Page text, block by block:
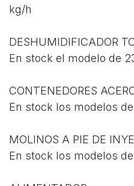
kg/h
DESHUMIDIFICADOR
En stock el modelo de
CONTENEDORES
En stock los modelos
MOLINOS A PIE DE
En stock los modelos